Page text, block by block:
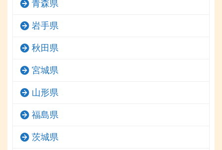
青森県
岩手県
秋田県
宮城県
山形県
福島県
茨城県